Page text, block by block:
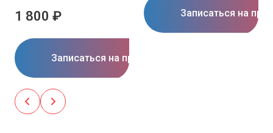
1 800 ₽
Записаться на прием
Записаться на